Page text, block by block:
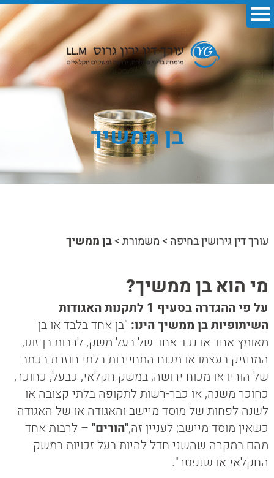
בן ממשיך
עורך דין גירושין בחיפה >משמורת>בן ממשיך
מי הוא בן ממשיך?
על פי ההגדרה בסעיף 1 לתקנות האגודות
השיתופיות בן ממשיך הינו: "בן אחד בלבד או בן
מאומץ אחד או נכד אחד של בעל משק, לרבות בן זוגו,
המחזיק בעצמו או מכוח התחייבות בלתי חוזרת בכתב
של הוריו או מכוח ירושה, במשק חקלאי, כבעל, כחוכר,
כחוכר משנה, או כבר-רשות לתקופה בלתי קצובה או
לשנה לפחות של מוסד מיישב והאגודה או של האגודה
כשאין מוסד מיישב; לעניין זה,"הורים"– לרבות אחד
מהם במקרה שהשני חדל להיות בעל זכויות במשק
החקלאי או שנפטר".